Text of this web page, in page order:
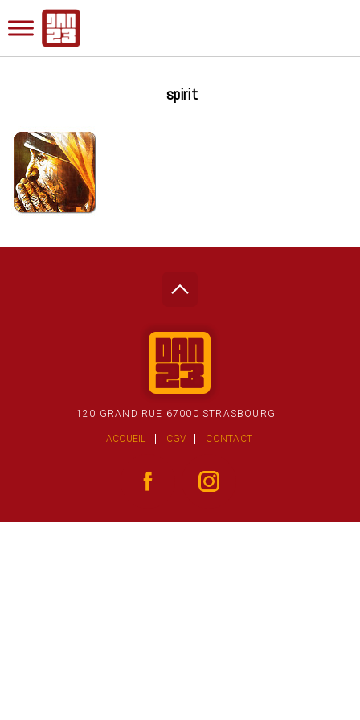
spirit
120 GRAND RUE 67000 STRASBOURG
ACCUEIL CGV CONTACT